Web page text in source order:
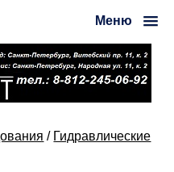
Меню
/ Гидравлические